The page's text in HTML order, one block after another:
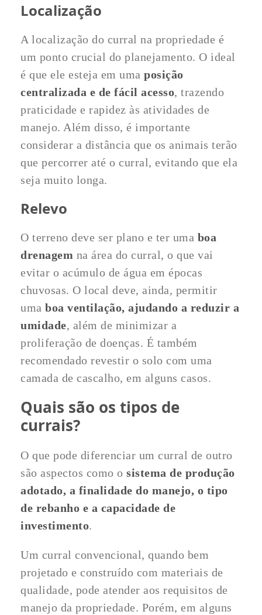
Localização
A localização do curral na propriedade é
um ponto crucial do planejamento. O ideal
é que ele esteja em umaposição
centralizada e de fácil acesso, trazendo
praticidade e rapidez às atividades de
manejo. Além disso, é importante
considerar a distância que os animais terão
que percorrer até o curral, evitando que ela
seja muito longa.
Relevo
O terreno deve ser plano e ter uma boa
drenagem na área do curral, o que vai
evitar o acúmulo de água em épocas
chuvosas. O local deve, ainda, permitir
umaboa ventilação, ajudando a reduzir a
umidade, além de minimizar a
proliferação de doenças. É também
recomendado revestir o solo com uma
camada de cascalho, em alguns casos.
Quais são os tipos de
currais?
O que pode diferenciar um curral de outro
são aspectos como osistema de produção
adotado, a finalidade do manejo, o tipo
de rebanho e a capacidade de
investimento.
Um curral convencional, quando bem
projetado e construído com materiais de
qualidade, pode atender aos requisitos de
manejo da propriedade. Porém, em alguns